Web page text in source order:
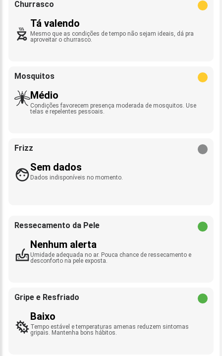
Churrasco
Tá valendo
Mesmo que as condições de tempo não sejam ideais, dá pra
aproveitar o churrasco.
Mosquitos
Médio
Condições favorecem presença moderada de mosquitos. Use
telas e repelentes pessoais.
Frizz
Sem dados
Dados indisponíveis no momento.
Ressecamento da Pele
Nenhum alerta
Umidade adequada no ar. Pouca chance de ressecamento e
desconforto na pele exposta.
Gripe e Resfriado
Baixo
Tempo estável e temperaturas amenas reduzem sintomas
gripais. Mantenha bons hábitos.